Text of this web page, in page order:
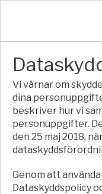
Vi värnar om
dina
beskriver hur vi
personuppgifter.
den 25 maj 2018,
Genom att
Dataskyddspolicy